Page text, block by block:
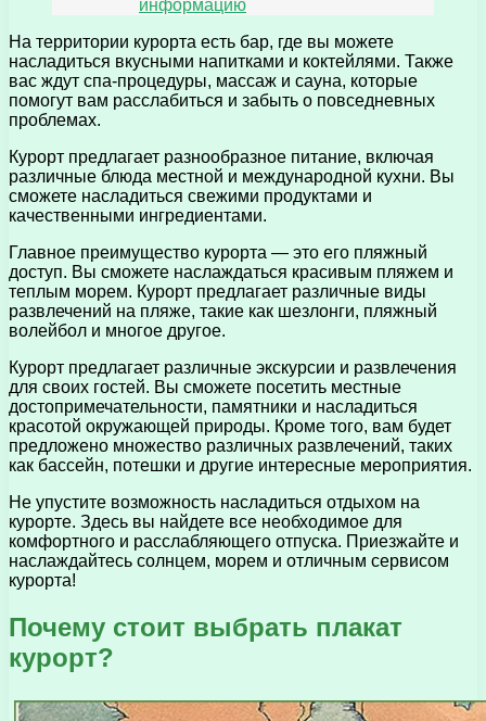
информацию
На территории курорта есть бар, где вы можете
насладиться вкусными напитками и коктейлями. Также
вас ждут спа-процедуры, массаж и сауна, которые
помогут вам расслабиться и забыть о повседневных
проблемах.
Курорт предлагает разнообразное питание, включая
различные блюда местной и международной кухни. Вы
сможете насладиться свежими продуктами и
качественными ингредиентами.
Главное преимущество курорта — это его пляжный
доступ. Вы сможете наслаждаться красивым пляжем и
теплым морем. Курорт предлагает различные виды
развлечений на пляже, такие как шезлонги, пляжный
волейбол и многое другое.
Курорт предлагает различные экскурсии и развлечения
для своих гостей. Вы сможете посетить местные
достопримечательности, памятники и насладиться
красотой окружающей природы. Кроме того, вам будет
предложено множество различных развлечений, таких
как бассейн, потешки и другие интересные мероприятия.
Не упустите возможность насладиться отдыхом на
курорте. Здесь вы найдете все необходимое для
комфортного и расслабляющего отпуска. Приезжайте и
наслаждайтесь солнцем, морем и отличным сервисом
курорта!
Почему стоит выбрать плакат
курорт?